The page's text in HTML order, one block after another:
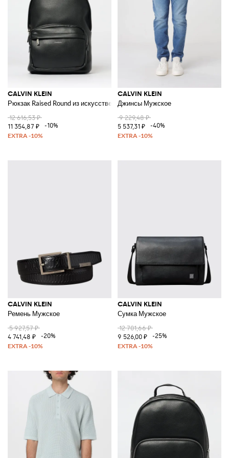
Позволь себе вдохновиться выразительностью линий Calvin Klein и
покупай легендарные изделия онлайн на Giglio.com с возможностью
бесплатной доставки.
Смотреть все
CALVIN KLEIN
CALVIN KLEIN
Рюкзак Raised Round из искусственной кожи
12 616,53 ₽
11 354,87 ₽
-10%
CALVIN KLEIN
Джинсы Мужское
9 229,48 ₽
5 537,31 ₽
-40%
CALVIN KLEIN
Ремень Мужское
5 927,57 ₽
4 741,48 ₽
-20%
CALVIN KLEIN
Сумка Мужское
12 701,66 ₽
9 526,00 ₽
-25%